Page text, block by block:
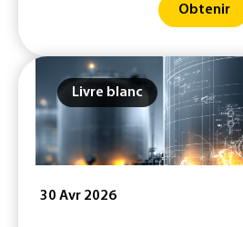
Obtenir
Livre blanc
30 Avr 2026